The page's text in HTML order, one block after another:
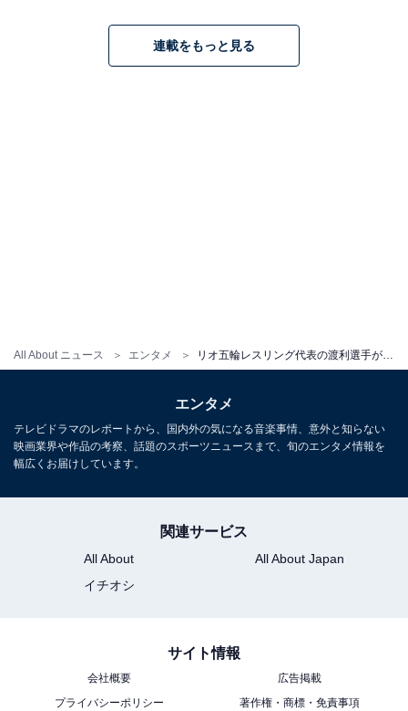
All About ニュース エンタメ
限られているときには手術が有効で、もともと腫瘍がで
きている箇所から血液やリンパ液の流れを介してがん細
が使えないことも悪性リンパ腫の治療の特徴と狭間氏は
狭間氏によると、この10年あまりの間に悪性リンパ腫の
ことは他のがんと同じであり、「気になる症状があれ
ば、早めに近くの内科を受診してください」と述べてい
【関連リンク】
連載をもっと見る
エンタメ
テレビドラマのレポートから、国内外の気になる音楽事情、意外と知らない
映画業界や作品の考察、話題のスポーツニュースまで、旬のエンタメ情報を
幅広くお届けしています。
関連サービス
All About
All About Japan
イチオシ
サイト情報
会社概要
広告掲載
プライバシーポリシー
著作権・商標・免責事項